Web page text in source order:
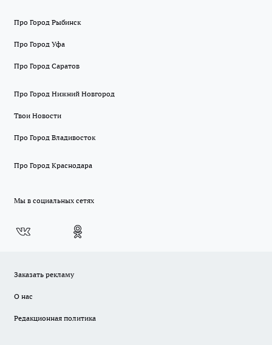
Про Город Рыбинск
Про Город Уфа
Про Город Саратов
Про Город Нижний Новгород
Твои Новости
Про Город Владивосток
Про Город Краснодара
Мы в социальных сетях
Заказать рекламу
О нас
Редакционная политика